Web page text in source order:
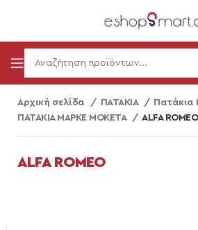
Αρχική σελίδα ΠΑΤΑΚΙΑ
Πατάκια
ΠΑΤΑΚΙΑ ΜΑΡΚΕ ΜΟΚΕΤΑ
ALFA ROMEO
ALFA ROMEO